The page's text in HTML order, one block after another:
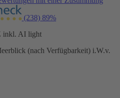
(238) 89%
inkl. AI light
(nach Verfügbarkeit) i.W.v.